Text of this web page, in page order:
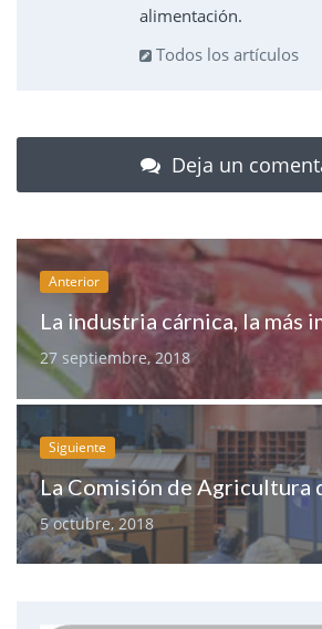
alimentación.
Todos los artículos
Deja un
Anterior
27 septiembre, 2018
Siguiente
5 octubre, 2018